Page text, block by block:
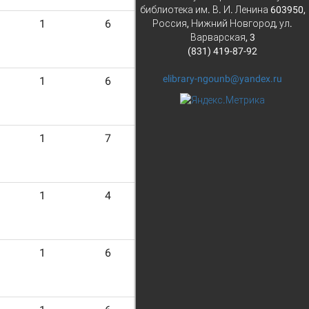
1 6
1 6
1 7
1 4
1 6
библиотека им. В. И. Ленина 603950,
Россия, Нижний Новгород, ул.
Варварская, 3
(831) 419-87-92
elibrary-ngounb@yandex.ru